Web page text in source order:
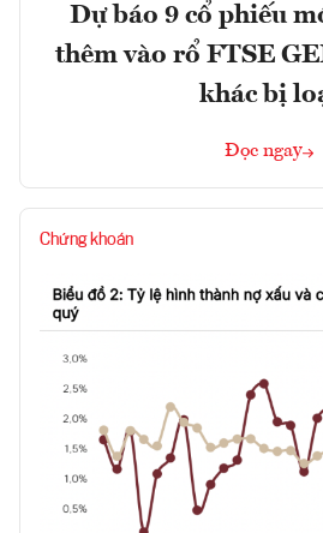
Dự báo 9 cổ phiếu
thêm vào rổ FTSE
khác bị
Đọc ngay
Chứng khoán